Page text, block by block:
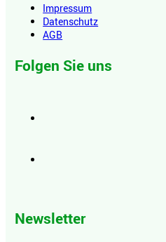
Impressum
Datenschutz
AGB
Folgen Sie uns
Newsletter